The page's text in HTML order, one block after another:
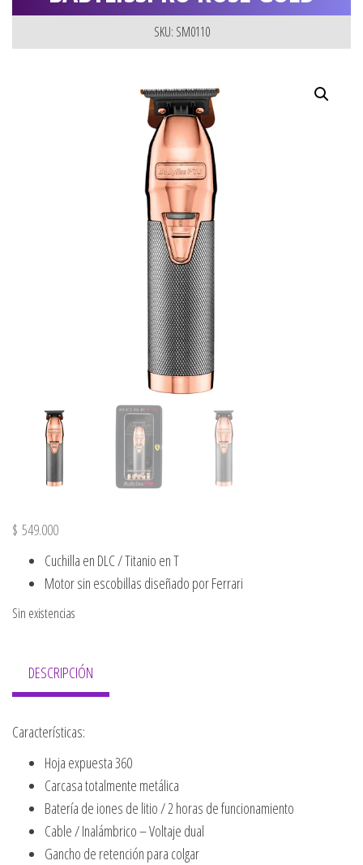
SKU: SM0110
$ 549.000
Cuchilla en DLC / Titanio en T
Motor sin escobillas diseñado por Ferrari
Sin existencias
DESCRIPCIÓN
Características:
Hoja expuesta 360
Carcasa totalmente metálica
Batería de iones de litio / 2 horas de funcionamiento
Cable / Inalámbrico – Voltaje dual
Gancho de retención para colgar